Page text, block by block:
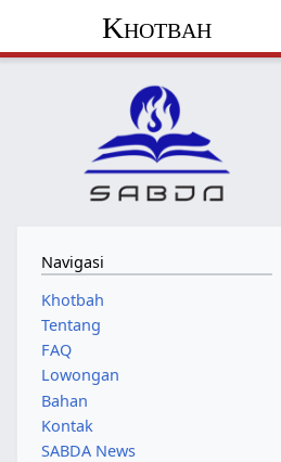
Khotbah
Navigasi
Khotbah
Tentang
FAQ
Lowongan
Bahan
Kontak
SABDA News